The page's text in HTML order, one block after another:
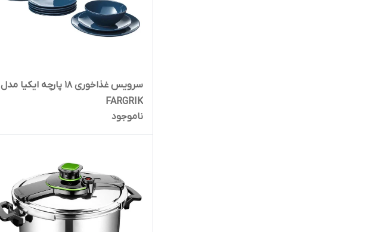
سرویس غذاخوری 18 پارچه ایکیا مدل
FARGRIK
ناموجود